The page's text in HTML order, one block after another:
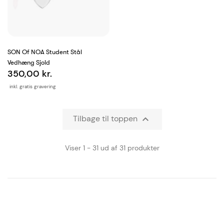
SON Of NOA Student Stål
Vedhæng Sjold
inkl. gratis gravering
350,00 kr.
Tilbage til toppen 
Viser 1 - 31 ud af 31 produkter